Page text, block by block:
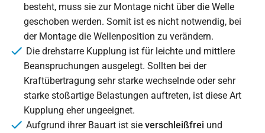
besteht, muss sie zur Montage nicht über die Welle
geschoben werden. Somit ist es nicht notwendig, bei
der Montage die Wellenposition zu verändern.
Die drehstarre Kupplung ist für leichte und mittlere
Beanspruchungen ausgelegt. Sollten bei der
Kraftübertragung sehr starke wechselnde oder sehr
starke stoßartige Belastungen auftreten, ist diese Art
Kupplung eher ungeeignet.
Aufgrund ihrer Bauart ist sie verschleißfrei und